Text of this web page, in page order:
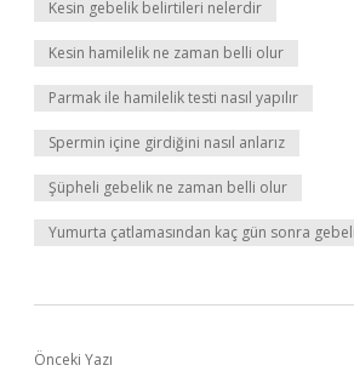
Kesin gebelik belirtileri nelerdir
Kesin hamilelik ne zaman belli olur
Parmak ile hamilelik testi nasıl yapılır
Spermin içine girdiğini nasıl anlarız
Şüpheli gebelik ne zaman belli olur
Yumurta çatlamasından kaç gün sonra
Önceki Yazı